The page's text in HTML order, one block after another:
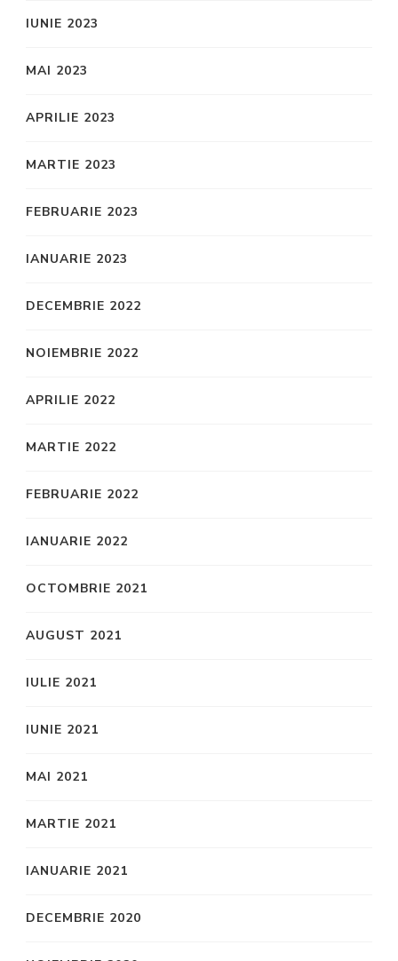
IUNIE 2023
MAI 2023
APRILIE 2023
MARTIE 2023
FEBRUARIE 2023
IANUARIE 2023
DECEMBRIE 2022
NOIEMBRIE 2022
APRILIE 2022
MARTIE 2022
FEBRUARIE 2022
IANUARIE 2022
OCTOMBRIE 2021
AUGUST 2021
IULIE 2021
IUNIE 2021
MAI 2021
MARTIE 2021
IANUARIE 2021
DECEMBRIE 2020